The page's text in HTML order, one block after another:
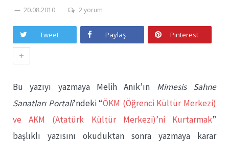
20.08.2010 2 yorum
Tweet Paylaş Pinterest
+
Bu yazıyı yazmaya Melih Anık’ın Mimesis Sahne
Sanatları Portali’ndeki “ÖKM (Öğrenci Kültür Merkezi)
ve AKM (Atatürk Kültür Merkezi)’ni Kurtarmak”
başlıklı yazısını okuduktan sonra yazmaya karar